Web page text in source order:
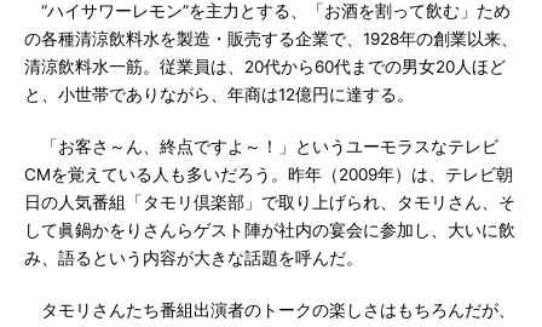
“ハイサワーレモン”を主力とする、「お酒を割って飲む」ため
の各種清涼飲料水を製造・販売する企業で、1928年の創業以来、
清涼飲料水一筋。従業員は、20代から60代までの男女20人ほど
と、小世帯でありながら、年商は12億円に達する。
「お客さ～ん、終点ですよ～！」というユーモラスなテレビ
CMを覚えている人も多いだろう。昨年（2009年）は、テレビ朝
日の人気番組「タモリ倶楽部」で取り上げられ、タモリさん、そ
して眞鍋かをりさんらゲスト陣が社内の宴会に参加し、大いに飲
み、語るという内容が大きな話題を呼んだ。
タモリさんたち番組出演者のトークの楽しさはもちろんだが、